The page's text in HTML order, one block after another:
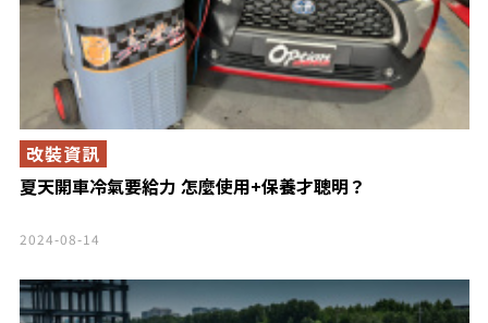
夏天開車冷氣要給力 怎麼使用+保養才聰明？
改裝資訊
2024-08-14